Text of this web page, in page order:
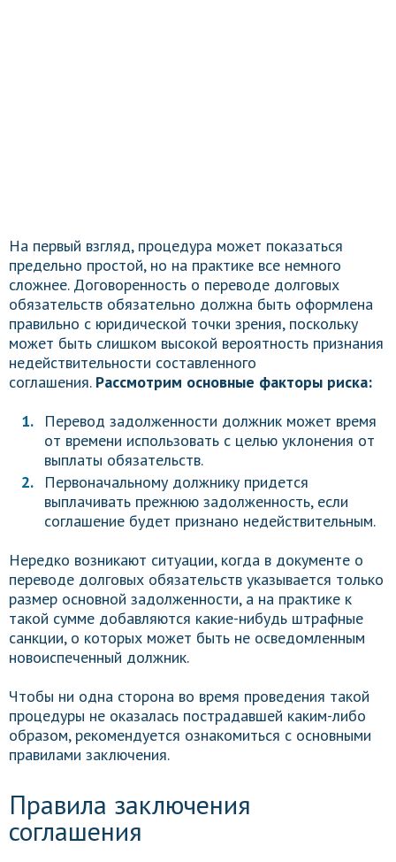
На первый взгляд, процедура может показаться
предельно простой, но на практике все немного
сложнее. Договоренность о переводе долговых
обязательств обязательно должна быть оформлена
правильно с юридической точки зрения, поскольку
может быть слишком высокой вероятность признания
недействительности составленного
соглашения. Рассмотрим основные факторы риска:
Перевод задолженности должник может время
от времени использовать с целью уклонения от
выплаты обязательств.
Первоначальному должнику придется
выплачивать прежнюю задолженность, если
соглашение будет признано недействительным.
Нередко возникают ситуации, когда в документе о
переводе долговых обязательств указывается только
размер основной задолженности, а на практике к
такой сумме добавляются какие-нибудь штрафные
санкции, о которых может быть не осведомленным
новоиспеченный должник.
Чтобы ни одна сторона во время проведения такой
процедуры не оказалась пострадавшей каким-либо
образом, рекомендуется ознакомиться с основными
правилами заключения.
Правила заключения
соглашения